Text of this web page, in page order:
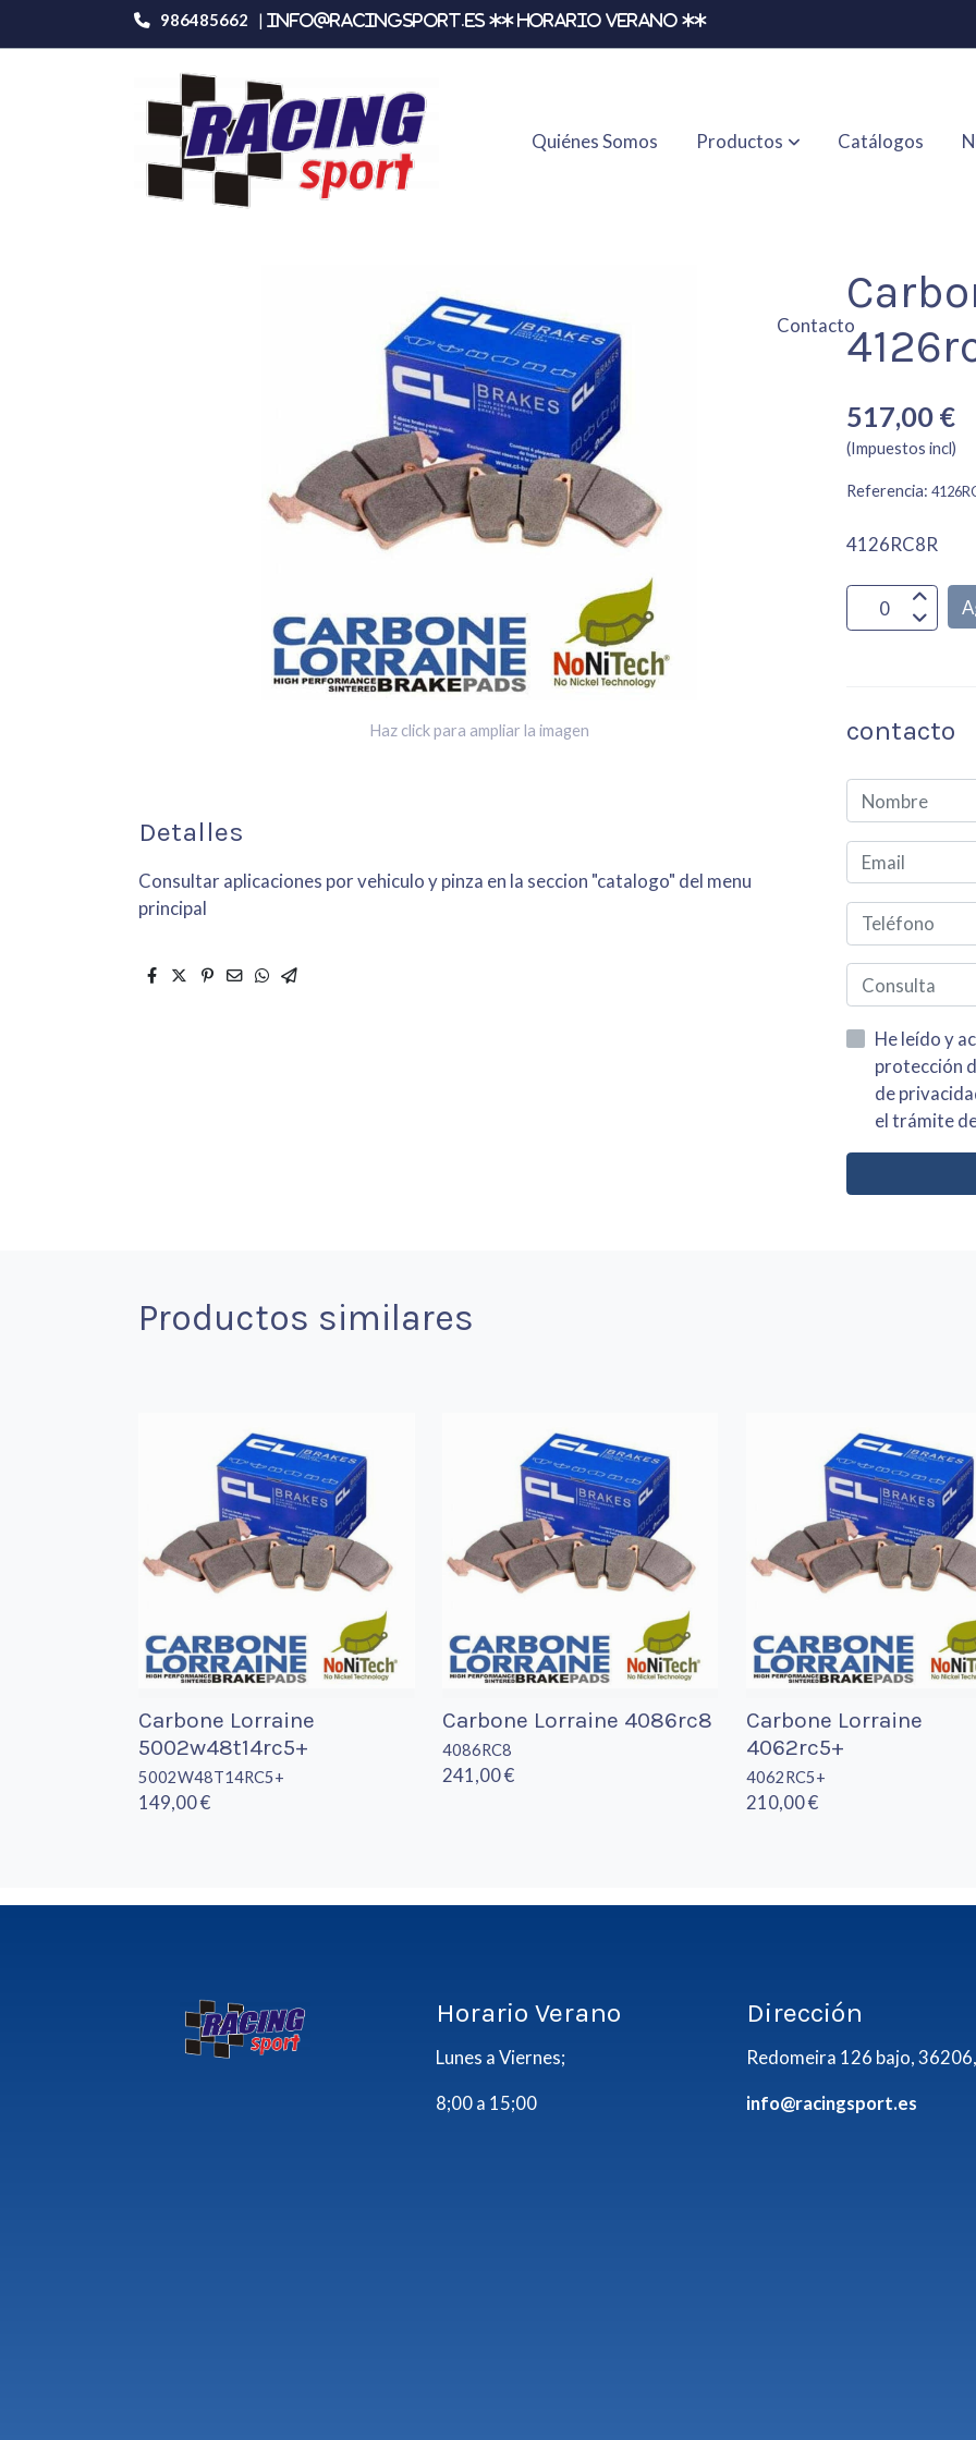
986485662 | info@racingsport.es ** HORARIO VERANO **
Quiénes Somos Productos Catálogos
Contacto
Productos Carbone Lorraine 4126rc8r
Haz click para ampliar la imagen
Detalles
Consultar aplicaciones por vehiculo y pinza en la seccion "catalogo" del menu
principal
517,00 €
(Impuestos incl)
Referencia:
4126RC8R
contacto
He leído y acepto la
protección de datos asi como el
de privacidad y acepto el tratamiento de mis
el trámite
Productos similares
Carbone Lorraine
5002w48t14rc5+
5002W48T14RC5+
149,00 €
Carbone Lorraine 4086rc8
4086RC8
241,00 €
Carbone Lorraine
4062rc5+
4062RC5+
210,00 €
Horario Verano
Lunes a Viernes;
8;00 a 15;00
Dirección
Redomeira 126 bajo,
info@racingsport.es